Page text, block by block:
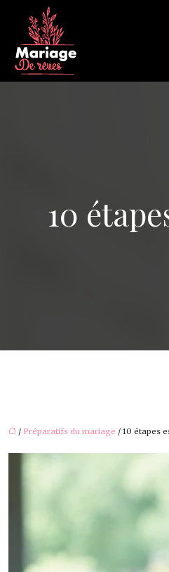
10
/ Préparatifs du mariage / 10 étapes